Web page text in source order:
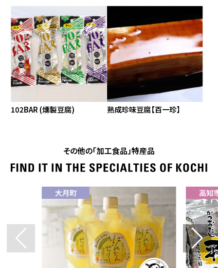
102BAR (燻製豆腐) 熟成珍味豆腐【百一珍】
その他の「加工食品」特産品
大月町 高知